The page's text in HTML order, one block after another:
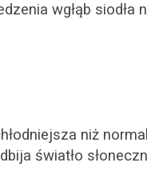
wgłąb siodła
niż
światło